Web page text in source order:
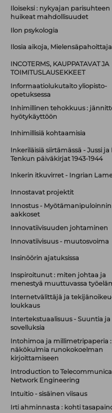
Iloiseksi : nykyajan parisuhteen
huikeat mahdollisuudet
Ilon psykologia
Ilosia aikoja, Mielensäpahoittaja
INCOTERMS, KAUPPATAVAT JA
TOIMITUSLAUSEKKEET
Informaatiolukutaito yliopisto-
opetuksessa
Inhimillinen tehokkuus :
hyötykäyttöön
Inhimillisiä kohtaamisia
Inkeriläisiä siirtämässä - Jussi ja
Tenkun päiväkirjat 1943-1944
Inkerin itkuvirret - Ingrian
Innostavat projektit
Innostus - Myötämanipuloinnin
aakkoset
Innovatiivisuuden johtaminen
Innovatiivisuus - muutosvoima
Insinöörin ajatuksissa
Inspiroitunut : miten johtaa ja
menestyä muuttuvassa
Internetvälittäjä ja
loukkaus
Intertekstuaalisuus - Suuntia ja
sovelluksia
Intohimoa ja millimetripaperia :
näkökulmia runokokoelman
kirjoittamiseen
Introduction to
Network Engineering
Intuitio - sisäinen viisaus
Irti ahminnasta : kohti